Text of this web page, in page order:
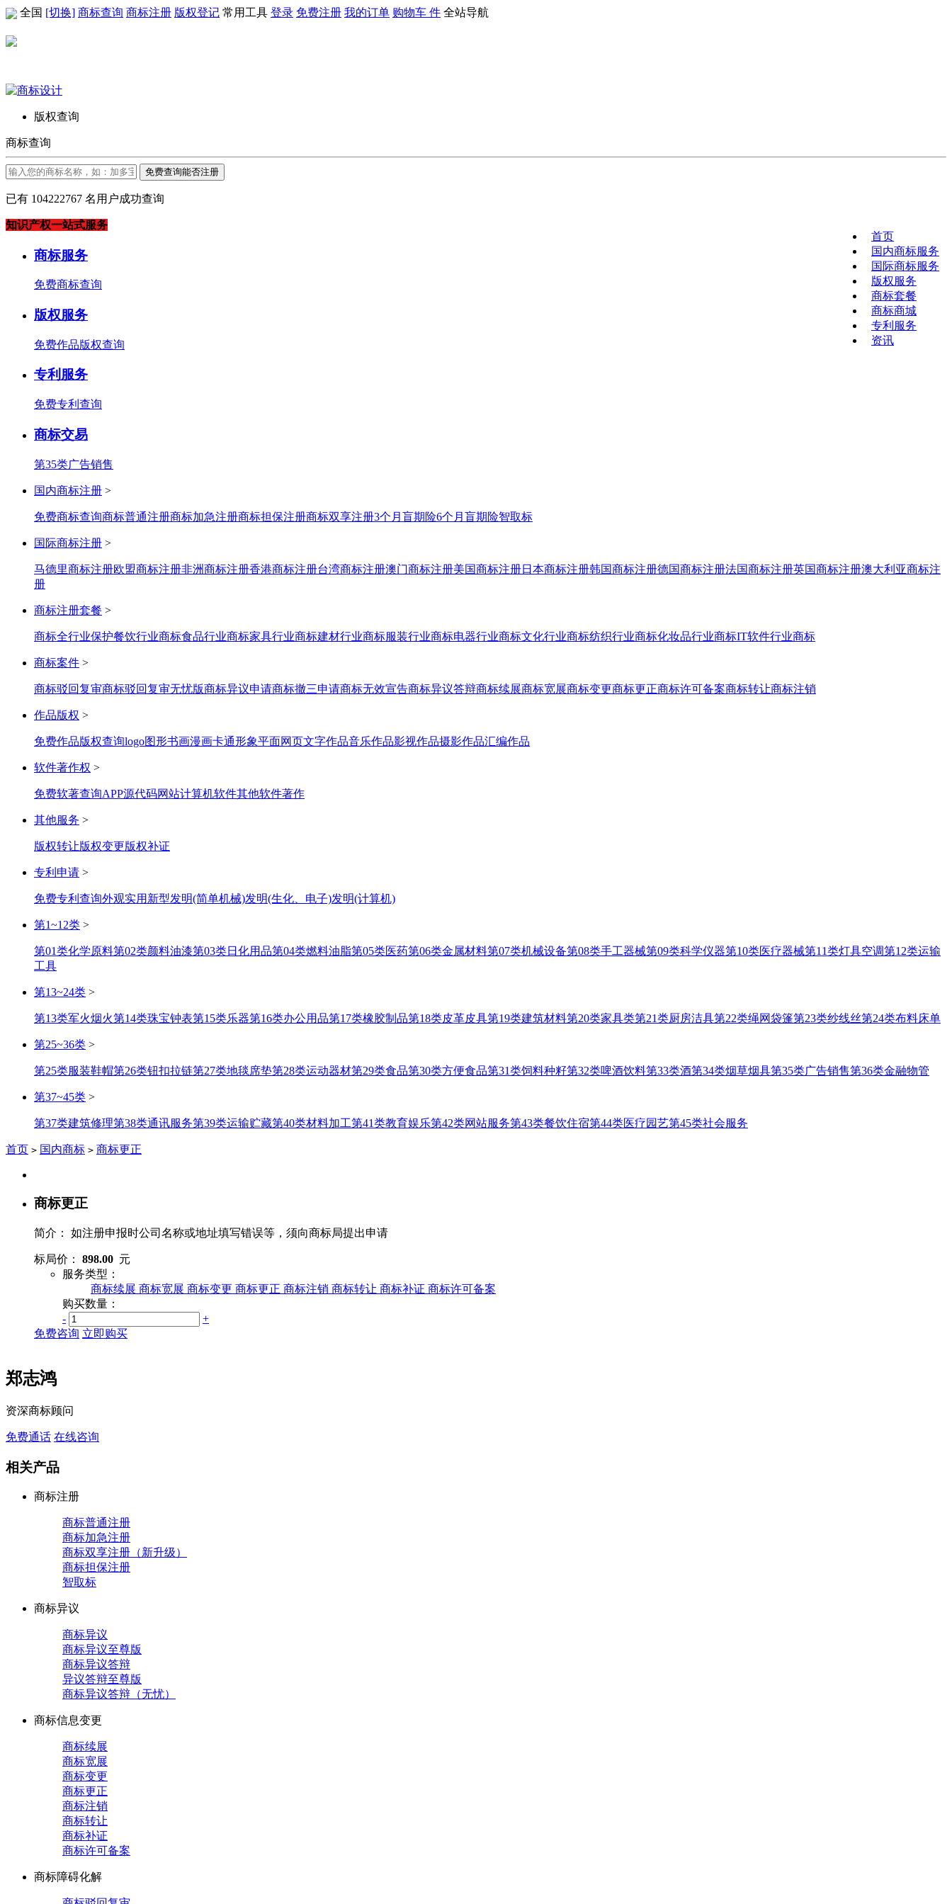
全国 [切换] 商标查询 商标注册 版权登记 常用工具 登录 免费注册 我的订单 购物车 件 全站导航
版权查询
商标查询
免费查询能否注册
已有 104222767 名用户成功查询
知识产权一站式服务
首页
国内商标服务
国际商标服务
版权服务
商标套餐
商标商城
专利服务
资讯
商标服务
免费商标查询
版权服务
免费作品版权查询
专利服务
免费专利查询
商标交易
第35类广告销售
国内商标注册 >
免费商标查询商标普通注册商标加急注册商标担保注册商标双享注册3个月盲期险6个月盲期险智取标
国际商标注册 >
马德里商标注册欧盟商标注册非洲商标注册香港商标注册台湾商标注册澳门商标注册美国商标注册日本商标注册韩国商标注册德国商标注册法国商标注册英国商标注册澳大利亚商标注
册
商标注册套餐 >
商标全行业保护餐饮行业商标食品行业商标家具行业商标建材行业商标服装行业商标电器行业商标文化行业商标纺织行业商标化妆品行业商标IT软件行业商标
商标案件 >
商标驳回复审商标驳回复审无忧版商标异议申请商标撤三申请商标无效宣告商标异议答辩商标续展商标宽展商标变更商标更正商标许可备案商标转让商标注销
作品版权 >
免费作品版权查询logo图形书画漫画卡通形象平面网页文字作品音乐作品影视作品摄影作品汇编作品
软件著作权 >
免费软著查询APP源代码网站计算机软件其他软件著作
其他服务 >
版权转让版权变更版权补证
专利申请 >
免费专利查询外观实用新型发明(简单机械)发明(生化、电子)发明(计算机)
第1~12类 >
第01类化学原料第02类颜料油漆第03类日化用品第04类燃料油脂第05类医药第06类金属材料第07类机械设备第08类手工器械第09类科学仪器第10类医疗器械第11类灯具空调第12类运输
工具
第13~24类 >
第13类军火烟火第14类珠宝钟表第15类乐器第16类办公用品第17类橡胶制品第18类皮革皮具第19类建筑材料第20类家具类第21类厨房洁具第22类绳网袋篷第23类纱线丝第24类布料床单
第25~36类 >
第25类服装鞋帽第26类钮扣拉链第27类地毯席垫第28类运动器材第29类食品第30类方便食品第31类饲料种籽第32类啤酒饮料第33类酒第34类烟草烟具第35类广告销售第36类金融物管
第37~45类 >
第37类建筑修理第38类通讯服务第39类运输贮藏第40类材料加工第41类教育娱乐第42类网站服务第43类餐饮住宿第44类医疗园艺第45类社会服务
首页 > 国内商标 > 商标更正
商标更正
简介： 如注册申报时公司名称或地址填写错误等，须向商标局提出申请
标局价： 898.00 元
服务类型：
商标续展 商标宽展 商标变更 商标更正 商标注销 商标转让 商标补证 商标许可备案
购买数量：
-
+
免费咨询 立即购买
郑志鸿
资深商标顾问
免费通话 在线咨询
相关产品
商标注册
商标普通注册
商标加急注册
商标双享注册（新升级）
商标担保注册
智取标
商标异议
商标异议
商标异议至尊版
商标异议答辩
异议答辩至尊版
商标异议答辩（无忧）
商标信息变更
商标续展
商标宽展
商标变更
商标更正
商标注销
商标转让
商标补证
商标许可备案
商标障碍化解